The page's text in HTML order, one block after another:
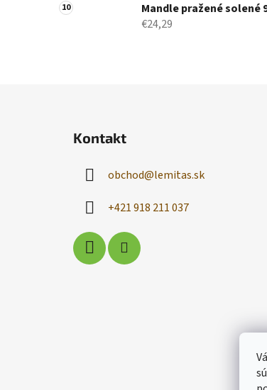
Mandle pražené solené
€24,29
Kontakt
obchod@lemitas.sk
+421 918 211 037